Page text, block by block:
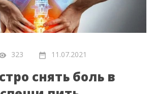
323 11.07.2021
снять боль в